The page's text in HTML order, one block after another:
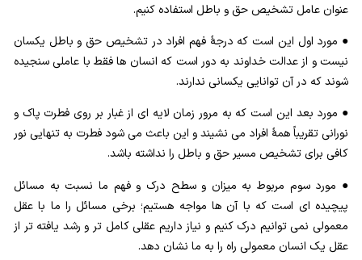
عنوان عامل تشخیص حق و باطل استفاده کنیم.
● مورد اول این است که درجۀ فهم افراد در تشخیص حق و باطل یکسان
نیست و از عدالت خداوند به دور است که انسان ها فقط با عاملی سنجیده
شوند که در آن توانایی یکسانی ندارند.
● مورد بعد این است که به مرور زمان لایه ای از غبار بر روی فطرت پاک و
نورانی تقریباً همۀ افراد می نشیند و این باعث می شود فطرت به تنهایی نور
کافی برای تشخیص مسیر حق و باطل را نداشته باشد.
● مورد سوم مربوط به میزان و سطح درک و فهم ما نسبت به مسائل
پیچیده ای است که با آن ها مواجه هستیم؛ برخی مسائل را ما با عقل
معمولی نمی توانیم درک کنیم و نیاز داریم عقلی کامل تر و رشد یافته تر از
عقل یک انسان معمولی راه را به ما نشان دهد.